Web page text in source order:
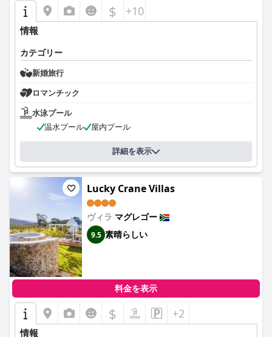
$ +10
情報
カテゴリー
新婚旅行
ロマンチック
水泳プール
温水プール
屋内プール
詳細を表示
Lucky Crane Villas
ヴィラ マグレゴー
9.5 素晴らしい
料金を表示
$ +2
情報